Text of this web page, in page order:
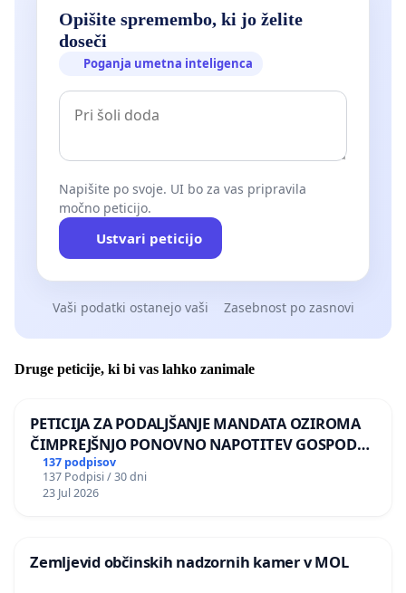
Opišite spremembo, ki jo želite
doseči
Poganja umetna inteligenca
Napišite po svoje. UI bo za vas pripravila
močno peticijo.
Ustvari peticijo
Vaši podatki ostanejo vaši Zasebnost po zasnovi
Druge peticije, ki bi vas lahko zanimale
PETICIJA ZA PODALJŠANJE MANDATA OZIROMA
ČIMPREJŠNJO PONOVNO NAPOTITEV GOSPODA
BERNARDA ŠRAJNERJA NA VELEPOSLANIŠTVO
REPUBLIKE SLOVENIJE V MOSKVI
137 podpisov
137 Podpisi / 30 dni
23 Jul 2026
Zemljevid občinskih nadzornih kamer v MOL